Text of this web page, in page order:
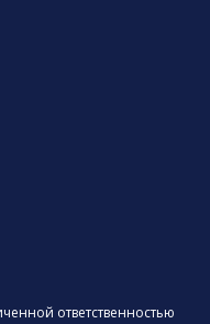
ответственностью